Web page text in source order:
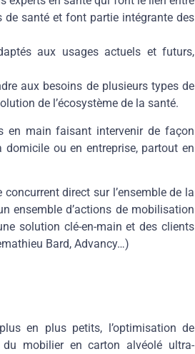
santé et font partie intégrante des
aux usages actuels et futurs,
aux besoins de plusieurs types de
de l’écosystème de la santé.
en main faisant intervenir de façon
ou en entreprise, partout en
concurrent direct sur l’ensemble de la
ensemble d’actions de mobilisation
solution clé-en-main et des clients
Bard, Advancy…)
en plus petits, l’optimisation de
du mobilier en carton alvéolé ultra-